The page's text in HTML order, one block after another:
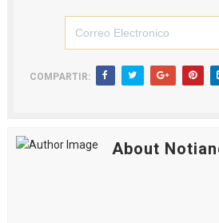
COMPARTIR:
About